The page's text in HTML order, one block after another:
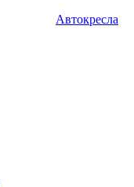
Автокресла